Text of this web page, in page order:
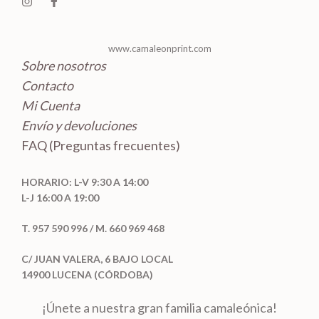
www.camaleonprint.com
Sobre nosotros
Contacto
Mi Cuenta
Envío y devoluciones
FAQ (Preguntas frecuentes)
HORARIO: L-V 9:30 A 14:00
L-J 16:00 A 19:00
T. 957 590 996 / M. 660 969 468
C/ JUAN VALERA, 6 BAJO LOCAL
14900 LUCENA (CÓRDOBA)
¡Únete a nuestra gran familia camaleónica!